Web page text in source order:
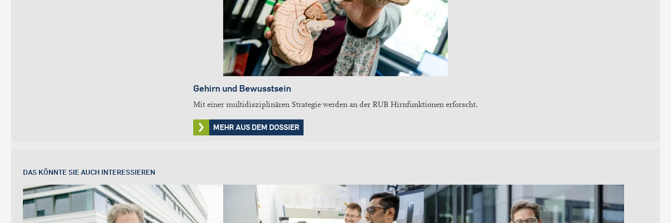
Gehirn und Bewusstsein
Mit einer multidisziplinären Strategie werden an der RUB Hirnfunktionen erforscht.
MEHR AUS DEM DOSSIER
DAS KÖNNTE SIE AUCH INTERESSIEREN